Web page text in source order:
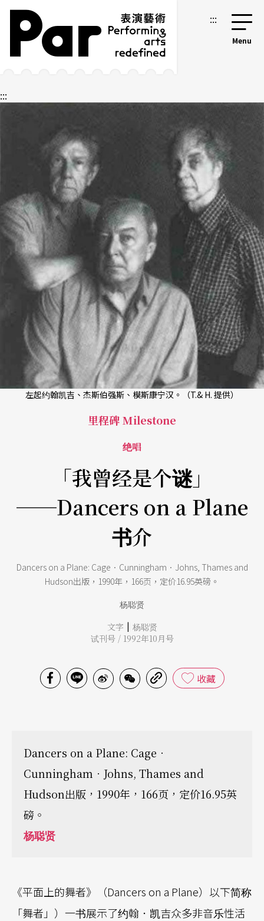
跳到主要内容区块
网站导览 :::
:::
左起约翰凯吉、杰斯伯强斯、模斯康宁汉。（T.& H. 提供）
里程碑 Milestone
绝唱
「我曾经是个谜」
──Dancers on a Plane
书介
Dancers on a Plane: Cage．Cunningham．Johns, Thames and
Hudson出版，1990年，166页，定价16.95英磅。
杨聪贤
文字 | 杨聪贤
试刊号 / 1992年10月号
收藏
Dancers on a Plane: Cage．
Cunningham．Johns, Thames and
Hudson出版，1990年，166页，定价16.95英
磅。
杨聪贤
《平面上的舞者》（Dancers on a Plane）以下简称
「舞者」）一书展示了约翰．凯吉众多非音乐性活